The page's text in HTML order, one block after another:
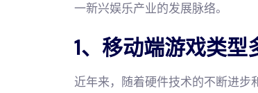
一新兴娱乐产业的发展脉络。
1、移动端游戏类型
近年来，随着硬件技术的不断进